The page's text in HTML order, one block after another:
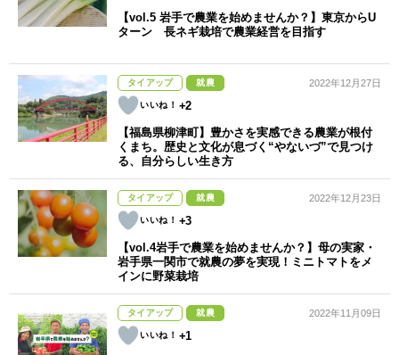
【vol.5 岩手で農業を始めませんか？】東京からU
ターン 長ネギ栽培で農業経営を目指す
タイアップ 就農
+2
2022年12月27日
【福島県柳津町】豊かさを実感できる農業が根付
くまち。歴史と文化が息づく“やないづ”で見つけ
る、自分らしい生き方
タイアップ 就農
+3
2022年12月23日
【vol.4岩手で農業を始めませんか？】母の実家・
岩手県一関市で就農の夢を実現！ミニトマトをメ
インに野菜栽培
タイアップ 就農
+1
2022年11月09日